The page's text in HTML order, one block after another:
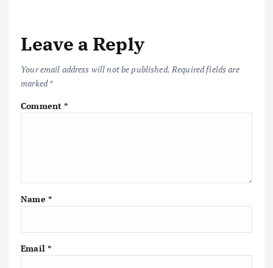
Leave a Reply
Your email address will not be published. Required fields are
marked*
Comment*
Name *
Email *